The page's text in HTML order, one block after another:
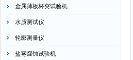
金属薄板杯突试验机
水质测试仪
轮廓测量仪
盐雾腐蚀试验机